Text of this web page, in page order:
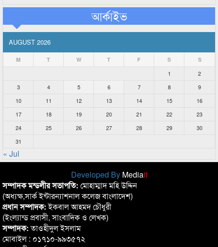
আর্কাইভ
AUGUST 2026
M T W T F S S
1
2
3
4 5 6 7 8
9
10
11 12 13 14 15
16
17
18 19 20 21 22
23
24
25 26 27 28 29
30
31
« Jul
Developed By Mediait
সম্পাদক মন্ডলীর সভাপতি: মোহাম্মাদ মহি উদ্দিন
(অধ্যক্ষ,সার্ক ইন্টারন্যাশনাল কলেজ বাংলাদেশ)
প্রধান সম্পাদক:ইকবাল আহমদ চৌধুরী
(ইংল্যান্ড প্রবাসী, সাংবাদিক ও লেখক)
সম্পাদক:তাওহীদুল ইসলাম
মোবাইল : ০১৭১০-৯৯৩৫৭২